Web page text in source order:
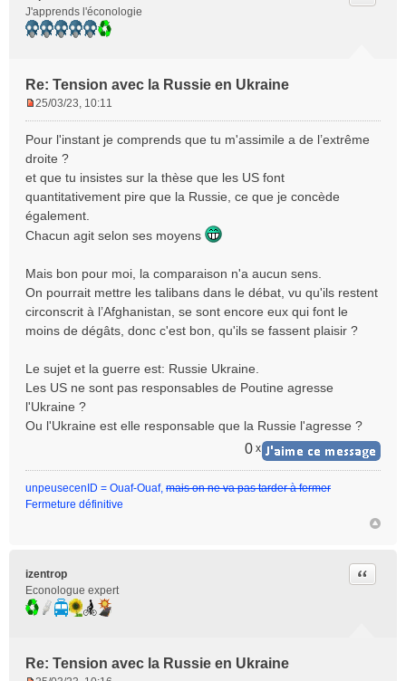
J'apprends l'éconologie
Re: Tension avec la Russie en Ukraine
s
s
a
g
e
n
l
u
25/03/23, 10:11
Pour l'instant je comprends que tu m'assimile a de l’extrême
droite ?
et que tu insistes sur la thèse que les US font
quantitativement pire que la Russie, ce que je concède
également.
Chacun agit selon ses moyens
Mais bon pour moi, la comparaison n'a aucun sens.
On pourrait mettre les talibans dans le débat, vu qu'ils restent
circonscrit à l’Afghanistan, se sont encore eux qui font le
moins de dégâts, donc c'est bon, qu'ils se fassent plaisir ?
Le sujet et la guerre est: Russie Ukraine.
Les US ne sont pas responsables de Poutine agresse
l'Ukraine ?
Ou l'Ukraine est elle responsable que la Russie l'agresse ?
0 x
unpeusecenID = Ouaf-Ouaf, mais on ne va pas tarder à fermer
Fermeture définitive
izentrop
Econologue expert
Re: Tension avec la Russie en Ukraine
Citer